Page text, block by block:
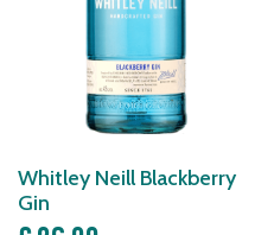
Whitley Neill Blackberry
Gin